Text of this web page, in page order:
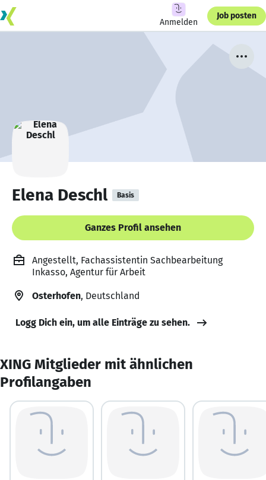
Anmelden
Job posten
Elena Deschl Basis
Ganzes Profil ansehen
Angestellt, Fachassistentin Sachbearbeitung
Inkasso, Agentur für Arbeit
Osterhofen, Deutschland
Logg Dich ein, um alle Einträge zu sehen.
XING Mitglieder mit ähnlichen
Profilangaben